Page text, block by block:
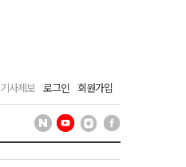
기사제보 로그인 회원가입